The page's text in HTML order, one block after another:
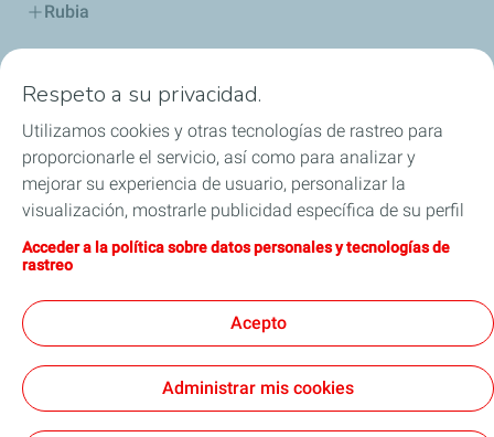
Rubia
Distribuidores
TWC
Competición
Respeto a su privacidad.
Utilizamos cookies y otras tecnologías de rastreo para
proporcionarle el servicio, así como para analizar y
mejorar su experiencia de usuario, personalizar la
visualización, mostrarle publicidad específica de su perfil
en este sitio y en nuestros sitios asociados, y permitirle
compartir nuestro contenido en las redes sociales. Puede
momento haciendo clic en el botón «Gérer mes cookies»
(Gestionar cookies). Al hacer clic en el botón «J’accepte»
(Aceptar), nos autoriza a depositar la totalidad de las
cookies. Si hace clic en «Je refuse» (Rechazar),
Acceder a la política sobre datos personales y tecnologías de
rastreo
Acepto
Administrar mis cookies